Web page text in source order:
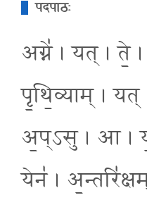
पदपाठः
अग्ने॑ । यत् । ते॒ ।
पृ॒थि॒व्याम् ।
अ॒प्ऽसु । आ ।
येन॑ ।